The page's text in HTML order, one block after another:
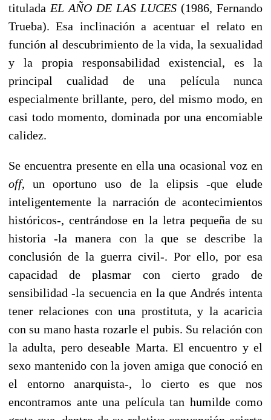
titulada EL AÑO DE LAS LUCES (1986, Fernando
Trueba). Esa inclinación a acentuar el relato en
función al descubrimiento de la vida, la sexualidad
y la propia responsabilidad existencial, es la
principal cualidad de una película nunca
especialmente brillante, pero, del mismo modo, en
casi todo momento, dominada por una encomiable
calidez.
Se encuentra presente en ella una ocasional voz en
off, un oportuno uso de la elipsis -que elude
inteligentemente la narración de acontecimientos
históricos-, centrándose en la letra pequeña de su
historia -la manera con la que se describe la
conclusión de la guerra civil-. Por ello, por esa
capacidad de plasmar con cierto grado de
sensibilidad -la secuencia en la que Andrés intenta
tener relaciones con una prostituta, y la acaricia
con su mano hasta rozarle el pubis. Su relación con
la adulta, pero deseable Marta. El encuentro y el
sexo mantenido con la joven amiga que conoció en
el entorno anarquista-, lo cierto es que nos
encontramos ante una película tan humilde como